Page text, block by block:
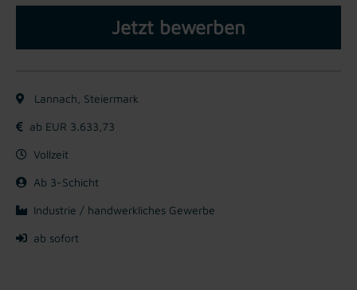
Jetzt bewerben
Lannach, Steiermark
ab EUR 3.633,73
Vollzeit
Ab 3-Schicht
Industrie / handwerkliches Gewerbe
ab sofort